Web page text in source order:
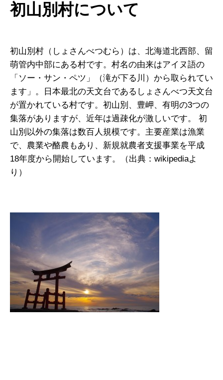
初山別村について
初山別村（しょさんべつむら）は、北海道北西部、留
萌管内中部にある村です。村名の由来はアイヌ語の
「ソー・サン・ペツ」（滝が下る川）から取られてい
ます」。日本最北の天文台であるしょさんべつ天文台
が置かれている村です。初山別、豊岬、有明の3つの
集落がありますが、近年は過疎化が激しいです。 初
山別以外の集落は数百人規模です。主要産業は漁業
で、農業や酪農もあり、新規就農者支援事業を平成
18年度から開始しています。（出典：wikipediaよ
り）